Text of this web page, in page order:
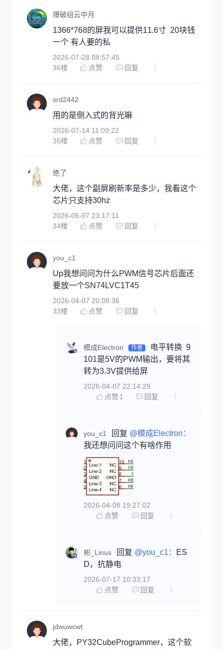
爆破组云中月
1366*768的屏我可以提供11.6寸  20块钱
一个 有人要的私
2026-07-28 08:57:45
36楼 点赞 回复
srd2442
用的是侧入式的背光嘛
2026-07-14 11:09:22
35楼 点赞 回复
绝了
大佬，这个副屏刷新率是多少，我看这个
芯片只支持30hz
2026-06-07 23:17:11
34楼 点赞 回复
you_c1
Up我想问问为什么PWM信号芯片后面还
要放一个SN74LVC1T45
2026-04-07 20:08:36
33楼 点赞 回复
模成Electron 作者
电平转换  9
101是5V的PWM输出，要将其
转为3.3V提供给屏
2026-04-07 22:14:29
点赞 1 回复
you_c1 回复 @模成Electron：
我还想问问这个有啥作用
2026-04-08 19:27:02
点赞
回复
彬_Linus 回复 @you_c1：
ES
D，抗静电
2026-07-17 10:33:17
点赞
回复
jdwuwcwt
大佬，PY32CubeProgrammer，这个软